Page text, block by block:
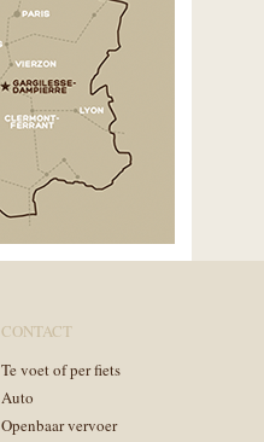
CONTACT
Te voet of per fiets
Auto
Openbaar vervoer